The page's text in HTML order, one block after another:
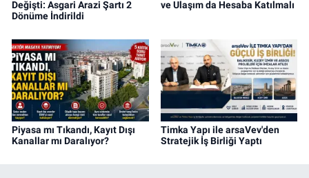
Değişti: Asgari Arazi Şartı 2
Dönüme İndirildi
ve Ulaşım da Hesaba Katılmalı
Piyasa mı Tıkandı, Kayıt Dışı
Kanallar mı Daralıyor?
Timka Yapı ile arsaVev'den
Stratejik İş Birliği Yaptı